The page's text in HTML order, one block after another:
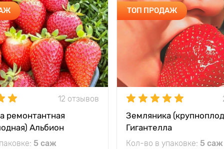
12 отзывов
ремонтантная
Альбион
5 саж
ТОП ПРОДАЖ
Земляника
Гигантелла
Кол-во в упаковке: 5 саж